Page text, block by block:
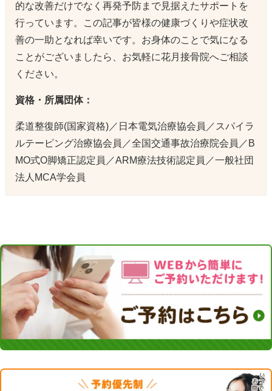
的な改善だけでなく再発予防まで見据えたサポートを
行っています。この記事が皆様の健康づくりや症状改
善の一助となれば幸いです。お身体のことで気になる
ことがございましたら、お気軽に花月接骨院へご相談
ください。
資格・所属団体：
柔道整復師(国家資格)／日本電気治療協会員／スパイラ
ルテーピング治療協会員／全国交通事故治療院会員／B
MO式O脚矯正認定員／ARM療法技術認定員／一般社団
法人MCA学会員